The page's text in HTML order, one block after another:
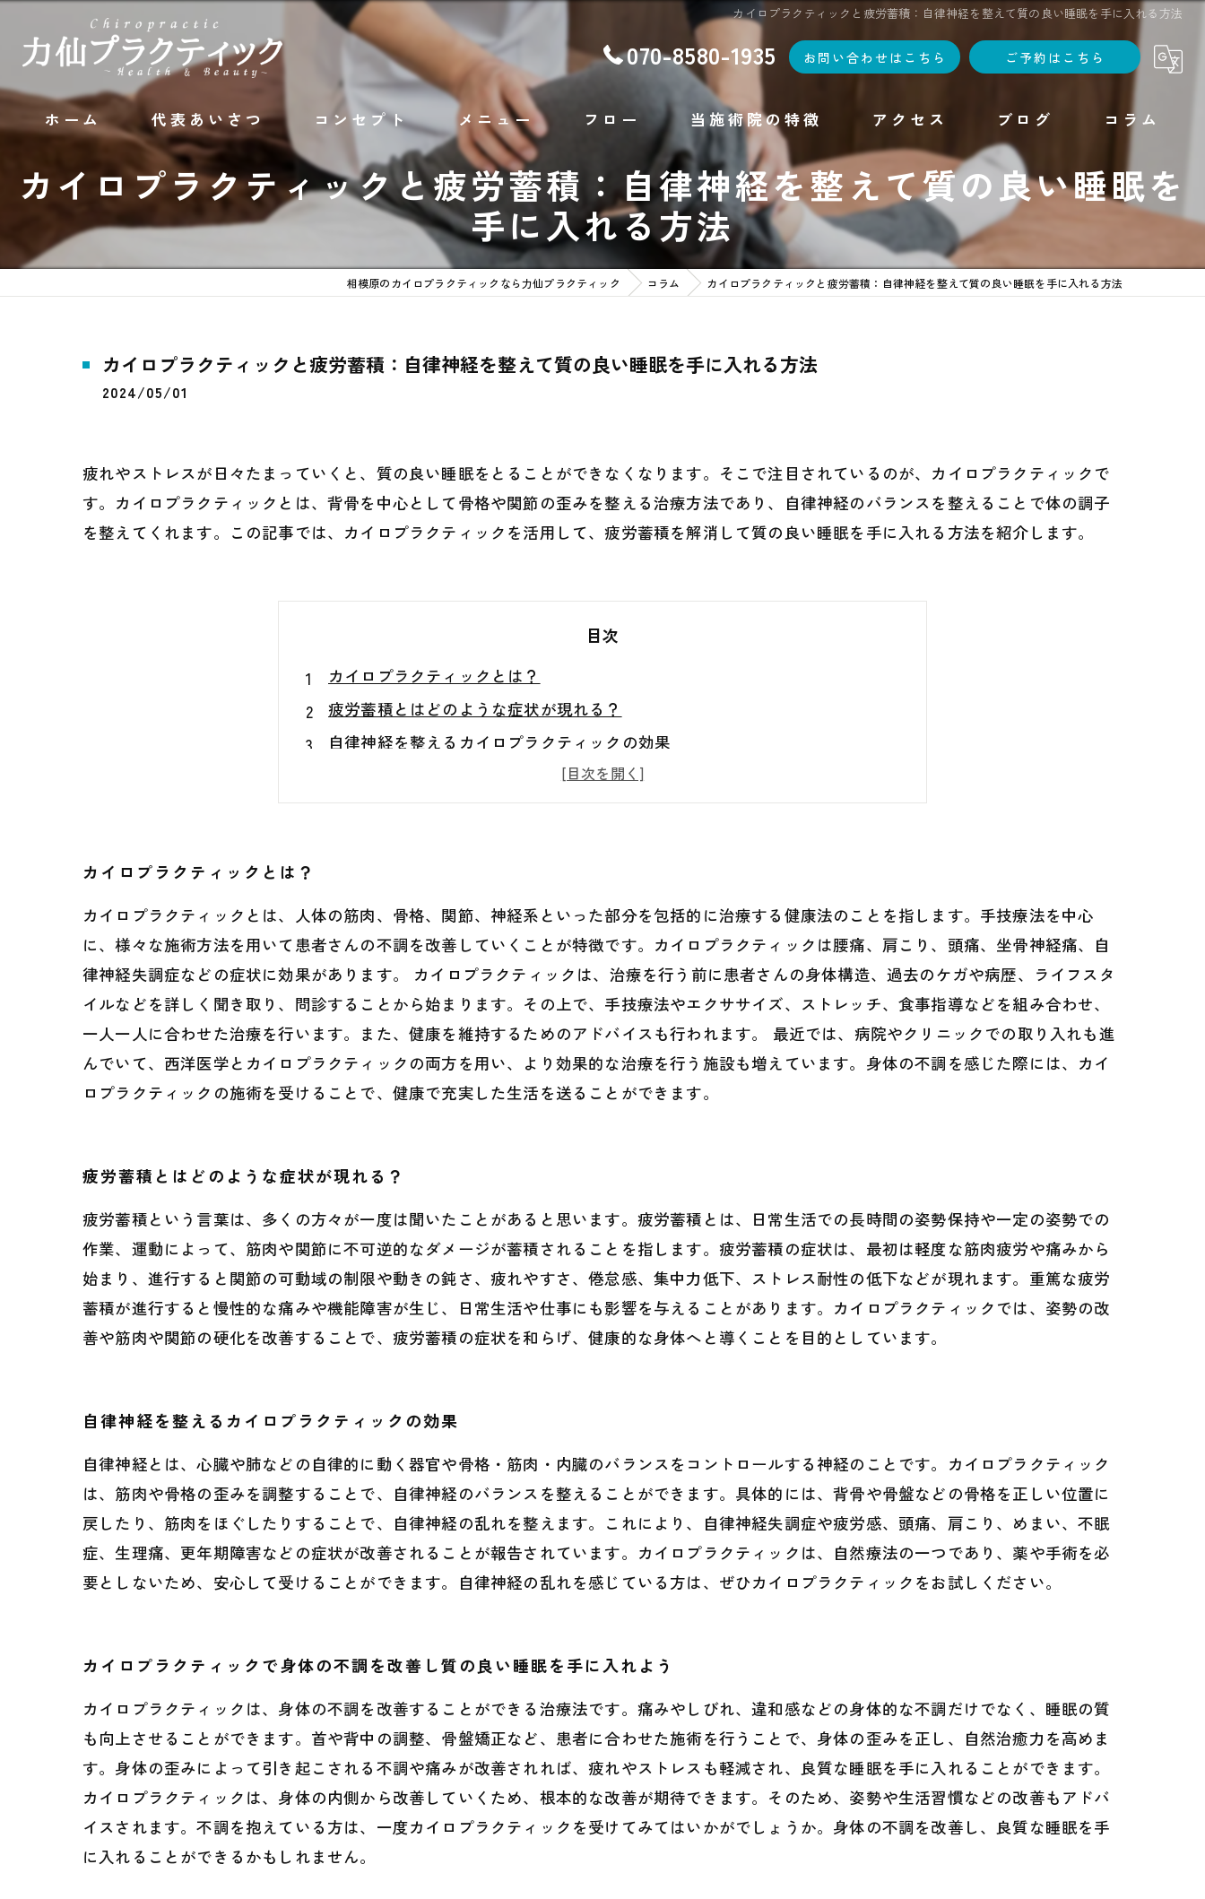
カイロプラクティックと疲労蓄積：自律神経を整えて質の良い睡眠を手に入れる方法
070-8580-1935 お問い合わせはこちら ご予約はこちら
ホーム 代表あいさつ コンセプト メニュー フロー 当施術院の特徴
腰痛
肩こり
不眠
アクセス ブログ コラム
カイロプラクティックと疲労蓄積：自律神経を整えて質の良い睡眠を
手に入れる方法
相模原のカイロプラクティックなら力仙プラクティック コラム カイロプラクティックと疲労蓄積：自律神経を整えて質の良い睡眠を手に入れる方法
カイロプラクティックと疲労蓄積：自律神経を整えて質の良い睡眠を手に入れる方法
2024/05/01
疲れやストレスが日々たまっていくと、質の良い睡眠をとることができなくなります。そこで注目されているのが、カイロプラクティックで
す。カイロプラクティックとは、背骨を中心として骨格や関節の歪みを整える治療方法であり、自律神経のバランスを整えることで体の調子
を整えてくれます。この記事では、カイロプラクティックを活用して、疲労蓄積を解消して質の良い睡眠を手に入れる方法を紹介します。
目次
カイロプラクティックとは？
疲労蓄積とはどのような症状が現れる？
自律神経を整えるカイロプラクティックの効果
カイロプラクティックで身体の不調を改善し質の良い睡眠を手に入れよう
疲労蓄積が原因で不眠症になっている人にもおすすめのカイロプラクティック
カイロプラクティックとは？
カイロプラクティックとは、人体の筋肉、骨格、関節、神経系といった部分を包括的に治療する健康法のことを指します。手技療法を中心
に、様々な施術方法を用いて患者さんの不調を改善していくことが特徴です。カイロプラクティックは腰痛、肩こり、頭痛、坐骨神経痛、自
律神経失調症などの症状に効果があります。 カイロプラクティックは、治療を行う前に患者さんの身体構造、過去のケガや病歴、ライフスタ
イルなどを詳しく聞き取り、問診することから始まります。その上で、手技療法やエクササイズ、ストレッチ、食事指導などを組み合わせ、
一人一人に合わせた治療を行います。また、健康を維持するためのアドバイスも行われます。 最近では、病院やクリニックでの取り入れも進
んでいて、西洋医学とカイロプラクティックの両方を用い、より効果的な治療を行う施設も増えています。身体の不調を感じた際には、カイ
ロプラクティックの施術を受けることで、健康で充実した生活を送ることができます。
疲労蓄積とはどのような症状が現れる？
疲労蓄積という言葉は、多くの方々が一度は聞いたことがあると思います。疲労蓄積とは、日常生活での長時間の姿勢保持や一定の姿勢での
作業、運動によって、筋肉や関節に不可逆的なダメージが蓄積されることを指します。疲労蓄積の症状は、最初は軽度な筋肉疲労や痛みから
始まり、進行すると関節の可動域の制限や動きの鈍さ、疲れやすさ、倦怠感、集中力低下、ストレス耐性の低下などが現れます。重篤な疲労
蓄積が進行すると慢性的な痛みや機能障害が生じ、日常生活や仕事にも影響を与えることがあります。カイロプラクティックでは、姿勢の改
善や筋肉や関節の硬化を改善することで、疲労蓄積の症状を和らげ、健康的な身体へと導くことを目的としています。
自律神経を整えるカイロプラクティックの効果
自律神経とは、心臓や肺などの自律的に動く器官や骨格・筋肉・内臓のバランスをコントロールする神経のことです。カイロプラクティック
は、筋肉や骨格の歪みを調整することで、自律神経のバランスを整えることができます。具体的には、背骨や骨盤などの骨格を正しい位置に
戻したり、筋肉をほぐしたりすることで、自律神経の乱れを整えます。これにより、自律神経失調症や疲労感、頭痛、肩こり、めまい、不眠
症、生理痛、更年期障害などの症状が改善されることが報告されています。カイロプラクティックは、自然療法の一つであり、薬や手術を必
要としないため、安心して受けることができます。自律神経の乱れを感じている方は、ぜひカイロプラクティックをお試しください。
カイロプラクティックで身体の不調を改善し質の良い睡眠を手に入れよう
カイロプラクティックは、身体の不調を改善することができる治療法です。痛みやしびれ、違和感などの身体的な不調だけでなく、睡眠の質
も向上させることができます。首や背中の調整、骨盤矯正など、患者に合わせた施術を行うことで、身体の歪みを正し、自然治癒力を高めま
す。身体の歪みによって引き起こされる不調や痛みが改善されれば、疲れやストレスも軽減され、良質な睡眠を手に入れることができます。
カイロプラクティックは、身体の内側から改善していくため、根本的な改善が期待できます。そのため、姿勢や生活習慣などの改善もアドバ
イスされます。不調を抱えている方は、一度カイロプラクティックを受けてみてはいかがでしょうか。身体の不調を改善し、良質な睡眠を手
に入れることができるかもしれません。